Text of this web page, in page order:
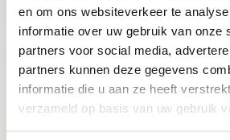
en om ons websiteverkeer te
informatie over uw gebruik van onze
partners voor social media,
partners kunnen deze gegevens
informatie die u aan ze heeft
verzameld op basis van uw gebruik
E-mailadres
Aanmelden